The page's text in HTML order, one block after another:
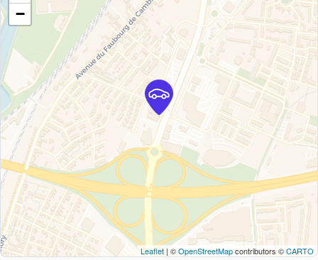
−
Leaflet | ©OpenStreetMapcontributors ©CARTO